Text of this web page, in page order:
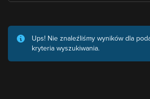
Ups! Nie znaleźliśmy wyników dla
kryteria wyszukiwania.